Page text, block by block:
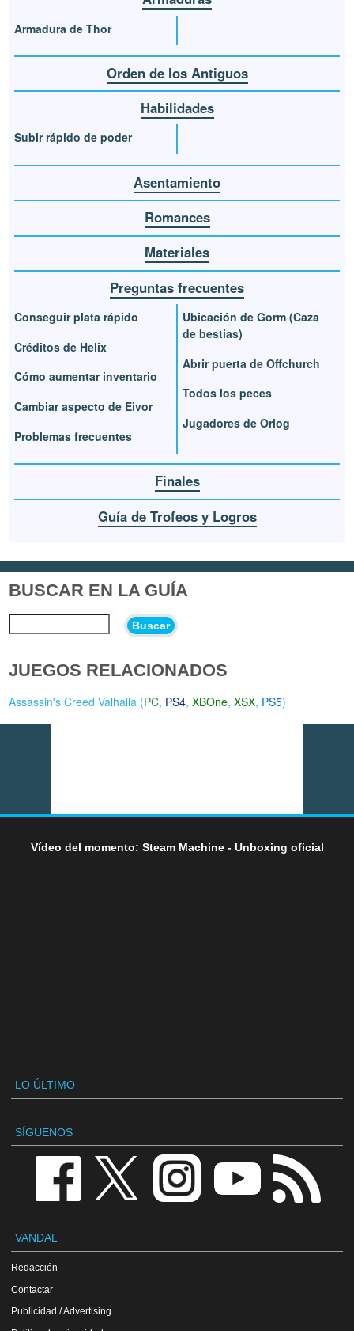
Armadura de Thor
Orden de los Antiguos
Habilidades
Subir rápido de poder
Asentamiento
Romances
Materiales
Preguntas frecuentes
Conseguir plata rápido
Créditos de Helix
Cómo aumentar inventario
Cambiar aspecto de Eivor
Problemas frecuentes
Ubicación de Gorm (Caza
de bestias)
Abrir puerta de Offchurch
Todos los peces
Jugadores de Orlog
Finales
Guía de Trofeos y Logros
BUSCAR EN LA GUÍA
Buscar
JUEGOS RELACIONADOS
Assassin's Creed Valhalla (PC, PS4,XBOne,XSX, PS5)
Vídeo del momento: Steam Machine - Unboxing oficial
LO ÚLTIMO
SÍGUENOS
VANDAL
Redacción
Contactar
Publicidad / Advertising